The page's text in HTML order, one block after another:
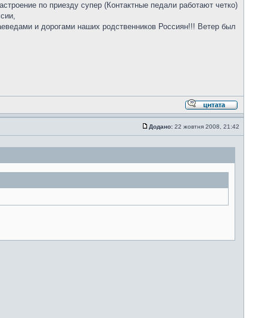
по приезду супер (Контактные педали работают четко)
и дорогами наших родственников Россиян!!! Ветер был
Додано: 22 жовтня 2008, 21:42